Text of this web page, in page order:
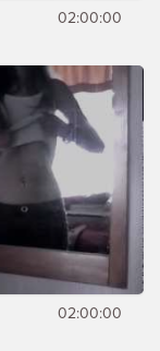
02:00:00
02:00:00